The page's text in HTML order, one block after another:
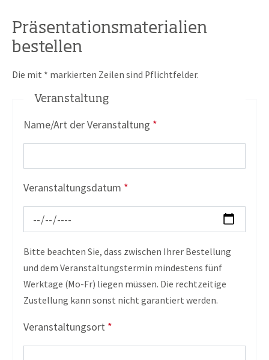
Präsentationsmaterialien
bestellen
Die mit * markierten Zeilen sind Pflichtfelder.
Veranstaltung
Name/Art der Veranstaltung *
Veranstaltungsdatum *
Bitte beachten Sie, dass zwischen Ihrer Bestellung
und dem Veranstaltungstermin mindestens fünf
Werktage (Mo-Fr) liegen müssen. Die rechtzeitige
Zustellung kann sonst nicht garantiert werden.
Veranstaltungsort *